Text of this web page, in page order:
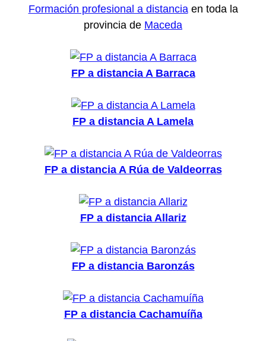
Formación profesional a distanciaen toda la
provincia de Maceda
FP a distancia A Barraca
FP a distancia A Lamela
FP a distancia A Rúa de Valdeorras
FP a distancia Allariz
FP a distancia Baronzás
FP a distancia Cachamuíña